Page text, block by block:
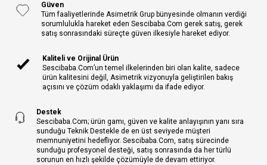
Güven
Tüm faaliyetlerinde Asimetrik Grup bünyesinde olmanın verdiği
sorumlulukla hareket eden Sescibaba.Com gerek satış, gerek
satış sonrasındaki süreçte güven ilkesiyle hareket ediyor.
Kaliteli ve Orijinal Ürün
Sescibaba.Com’un temel ilkelerinden biri olan kalite, sadece
ürün kalitesini değil, Asimetrik vizyonuyla geliştirilen bakış
açısını ve çözüm odaklı yaklaşımı da ifade ediyor.
Destek
Sescibaba.Com; ürün gamı, güven ve kalite anlayışının yanı sıra
sunduğu Teknik Destekle de en üst seviyede müşteri
memnuniyetini hedefliyor. Sescibaba.Com, satış sürecinde
sunduğu profesyonel desteği, satış sonrasında da her türlü
sorunun en hızlı şekilde çözümüyle de devam ettiriyor.